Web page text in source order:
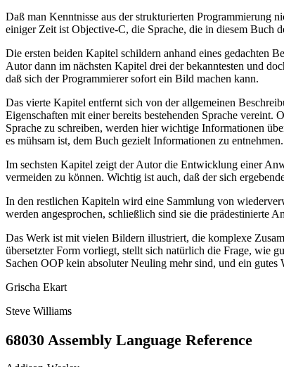
Daß man Kenntnisse aus der strukturierten Programmierung
einiger Zeit ist Objective-C, die Sprache, die in diesem Buch
Die ersten beiden Kapitel schildern anhand eines gedachten
Autor dann im nächsten Kapitel drei der bekanntesten und
daß sich der Programmierer sofort ein Bild machen kann.
Das vierte Kapitel entfernt sich von der allgemeinen
Eigenschaften mit einer bereits bestehenden Sprache
Sprache zu schreiben, werden hier wichtige Informationen
es mühsam ist, dem Buch gezielt Informationen zu entnehmen.
Im sechsten Kapitel zeigt der Autor die Entwicklung einer
vermeiden zu können. Wichtig ist auch, daß der sich
In den restlichen Kapiteln wird eine Sammlung von
werden angesprochen, schließlich sind sie die prädestinierte
Das Werk ist mit vielen Bildern illustriert, die komplexe
übersetzter Form vorliegt, stellt sich natürlich die Frage, wie
Sachen OOP kein absoluter Neuling mehr sind, und ein
Grischa Ekart
Steve Williams
68030 Assembly Language Reference